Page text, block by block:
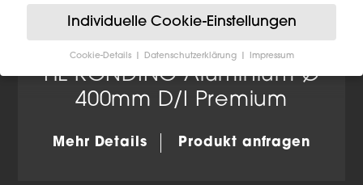
HL RONDINO Aluminium Ø
400mm D/I Premium
Mehr Details Produkt anfragen
Individuelle Cookie-Einstellungen
Cookie-Details Datenschutzerklärung Impressum
Datenschutzeinstellungen
Wenn Sie unter 16 Jahre alt sind und Ihre Zustimmung
Wir verwenden Cookies und andere Technologien auf